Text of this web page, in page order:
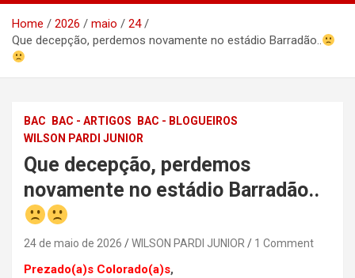
Home 2026 maio
24
Que decepção, perdemos novamente no estádio Barradão..
BAC BAC - ARTIGOS
BAC - BLOGUEIROS
WILSON PARDI JUNIOR
Que decepção, perdemos
novamente no estádio Barradão..
24 de maio de 2026 WILSON PARDI JUNIOR 1 Comment
Prezado(a)s Colorado(a)s,